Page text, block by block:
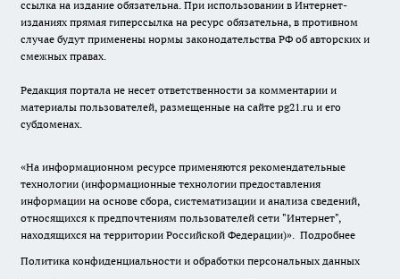
ссылка на издание обязательна. При использовании в Интернет-
изданиях прямая гиперссылка на ресурс обязательна, в противном
случае будут применены нормы законодательства РФ об авторских и
смежных правах.
Редакция портала не несет ответственности за комментарии и
материалы пользователей, размещенные на сайте pg21.ru и его
субдоменах.
«На информационном ресурсе применяются рекомендательные
технологии (информационные технологии предоставления
информации на основе сбора, систематизации и анализа сведений,
относящихся к предпочтениям пользователей сети "Интернет",
находящихся на территории Российской Федерации)». Подробнее
Политика конфиденциальности и обработки персональных данных